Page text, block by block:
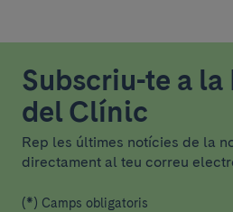
Subscriu-te a
del Clínic
Rep les últimes notícies de la
directament al teu correu
(*) Camps obligatoris